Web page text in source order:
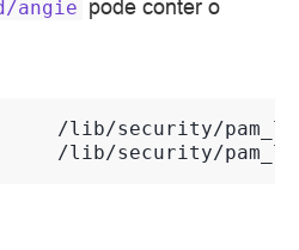
angie pode conter o
/lib/security/